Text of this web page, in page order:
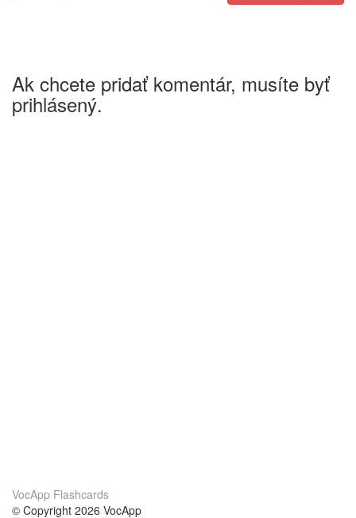
Ak chcete pridať komentár, musíte byť
prihlásený.
VocApp Flashcards
© Copyright 2026 VocApp